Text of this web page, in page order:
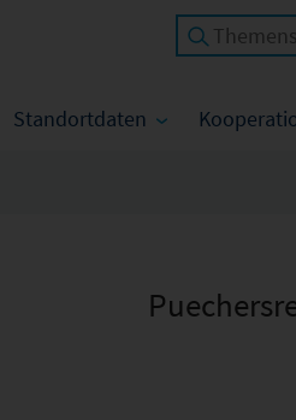
Standortdaten